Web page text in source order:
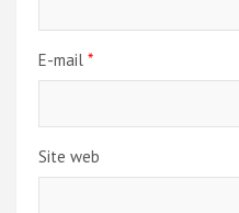
E-mail *
Site web